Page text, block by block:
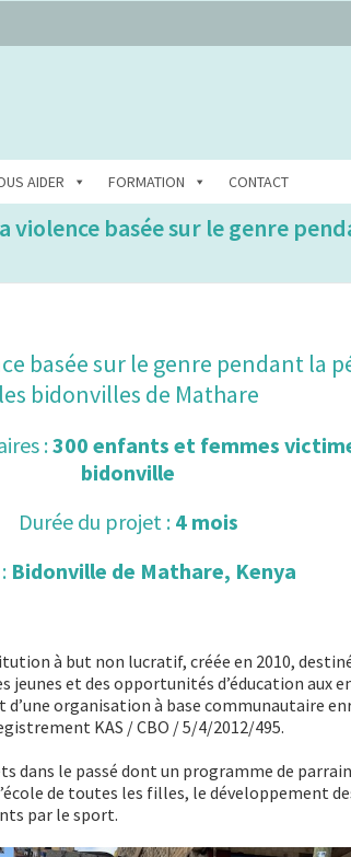
AIDER FORMATION CONTACT
violence basée sur le genre
basée sur le genre pendant la
les bidonvilles de Mathare
:300 enfants et femmes
bidonville
Durée du projet : 4 mois
Bidonville de Mathare, Kenya
à but non lucratif, créée en 2010,
jeunes et des opportunités d’éducation aux
organisation à base communautaire
KAS / CBO / 5/4/2012/495.
dans le passé dont un programme de
de toutes les filles, le développement
par le sport.